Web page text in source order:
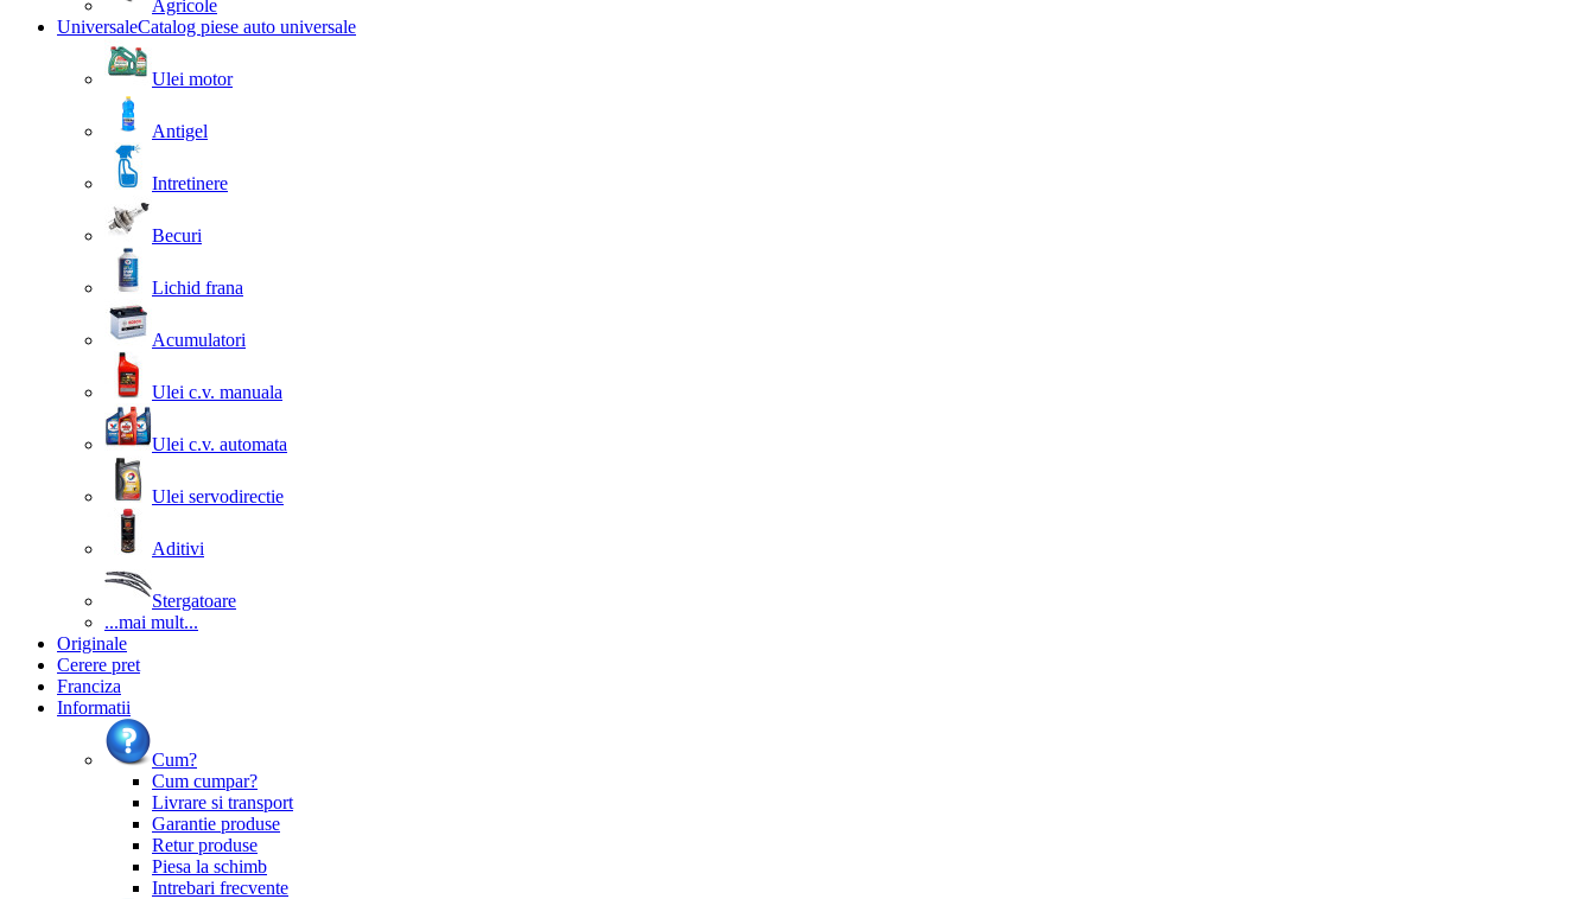
Agricole
UniversaleCatalog piese auto universale
Ulei motor
Antigel
Intretinere
Becuri
Lichid frana
Acumulatori
Ulei c.v. manuala
Ulei c.v. automata
Ulei servodirectie
Aditivi
Stergatoare
...mai mult...
Originale
Cerere pret
Franciza
Informatii
Cum?
Cum cumpar?
Livrare si transport
Garantie produse
Retur produse
Piesa la schimb
Intrebari frecvente